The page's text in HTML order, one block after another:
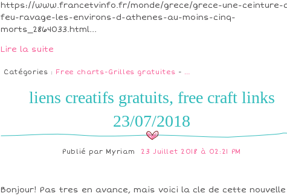
https://www.francetvinfo.fr/monde/grece/grece-une-ceinture-
feu-ravage-les-environs-d-athenes-au-moins-cinq-
morts_2864033.html...
Lire la suite
Catégories : Free charts-Grilles gratuites - …
liens creatifs gratuits, free craft links
23/07/2018
Publié par Myriam 23 Juillet 2018 à 02:21 PM
Bonjour! Pas tres en avance, mais voici la cle de cette nouvelle